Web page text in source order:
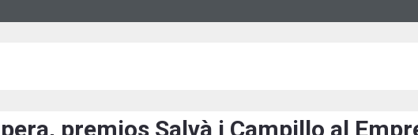
premios Salvà i Campillo al